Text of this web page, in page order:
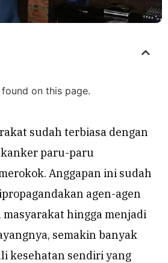
on this page.
sudah terbiasa dengan
paru-paru
Anggapan ini sudah
agen-agen
hingga menjadi
semakin banyak
kesehatan sendiri yang